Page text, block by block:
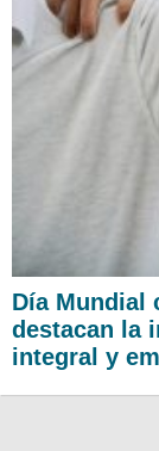
Día Mundial
destacan la
integral y